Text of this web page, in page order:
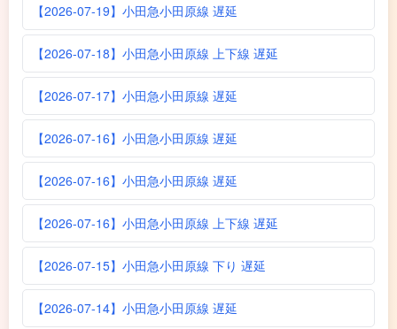
【2026-07-19】小田急小田原線 遅延
【2026-07-18】小田急小田原線 上下線 遅延
【2026-07-17】小田急小田原線 遅延
【2026-07-16】小田急小田原線 遅延
【2026-07-16】小田急小田原線 遅延
【2026-07-16】小田急小田原線 上下線 遅延
【2026-07-15】小田急小田原線 下り 遅延
【2026-07-14】小田急小田原線 遅延